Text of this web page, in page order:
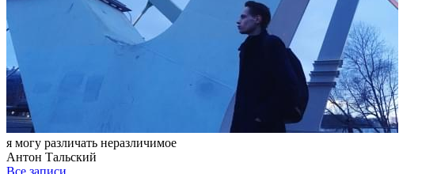
я могу различать неразличимое
Антон Тальский
Все записи